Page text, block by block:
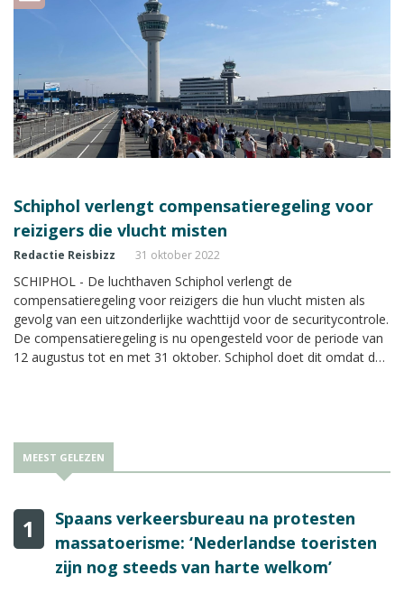
Schiphol verlengt compensatieregeling voor
reizigers die vlucht misten
Redactie Reisbizz 31 oktober 2022
SCHIPHOL - De luchthaven Schiphol verlengt de
compensatieregeling voor reizigers die hun vlucht misten als
gevolg van een uitzonderlijke wachttijd voor de securitycontrole.
De compensatieregeling is nu opengesteld voor de periode van
12 augustus tot en met 31 oktober. Schiphol doet dit omdat de
MEEST GELEZEN
1
Spaans verkeersbureau na protesten
massatoerisme: ‘Nederlandse toeristen
zijn nog steeds van harte welkom’